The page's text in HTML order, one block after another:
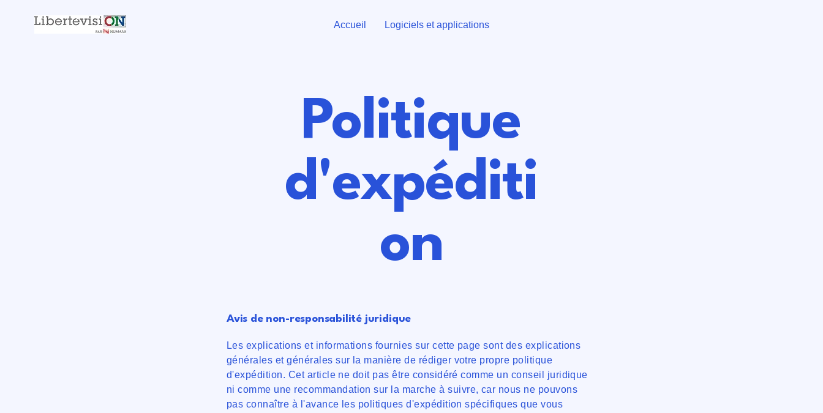
Accueil Logiciels et applications
Politique
d'expéditi
on
Avis de non-responsabilité juridique
Les explications et informations fournies sur cette page sont des explications
générales et générales sur la manière de rédiger votre propre politique
d'expédition. Cet article ne doit pas être considéré comme un conseil juridique
ni comme une recommandation sur la marche à suivre, car nous ne pouvons
pas connaître à l'avance les politiques d'expédition spécifiques que vous